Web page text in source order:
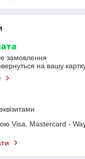
замовлення
на вашу
Visa, Mastercard -